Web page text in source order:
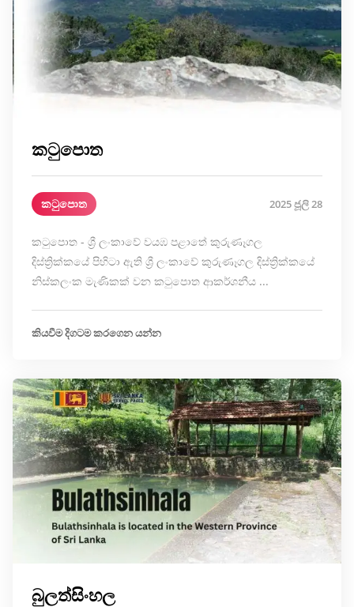
කටුපොත
කටුපොත 2025 ජූලි 28
කටුපොත - ශ්‍රී ලංකාවේ වයඹ පළාතේ කුරුණෑගල
දිස්ත්‍රික්කයේ පිහිටා ඇති ශ්‍රී ලංකාවේ කුරුණෑගල දිස්ත්‍රික්කයේ
නිස්කලංක මැණිකක් වන කටුපොත ආකර්ශනීය ...
කියවීම දිගටම කරගෙන යන්න
බුලත්සිංහල